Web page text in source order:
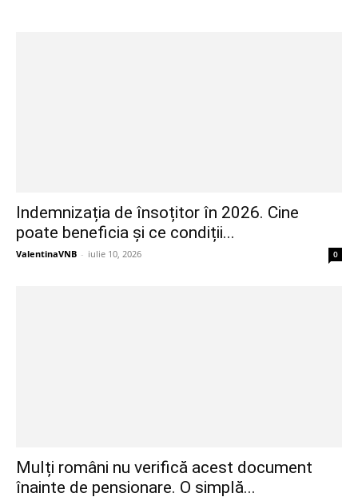
Indemnizația de însoțitor în 2026. Cine
poate beneficia și ce condiții...
ValentinaVNB - iulie 10, 2026 0
Mulți români nu verifică acest document
înainte de pensionare. O simplă...